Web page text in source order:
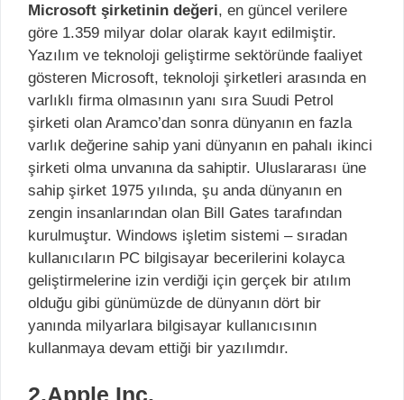
Microsoft şirketinin değeri, en güncel verilere
göre 1.359 milyar dolar olarak kayıt edilmiştir.
Yazılım ve teknoloji geliştirme sektöründe faaliyet
gösteren Microsoft, teknoloji şirketleri arasında en
varlıklı firma olmasının yanı sıra Suudi Petrol
şirketi olan Aramco’dan sonra dünyanın en fazla
varlık değerine sahip yani dünyanın en pahalı ikinci
şirketi olma unvanına da sahiptir. Uluslararası üne
sahip şirket 1975 yılında, şu anda dünyanın en
zengin insanlarından olan Bill Gates tarafından
kurulmuştur. Windows işletim sistemi – sıradan
kullanıcıların PC bilgisayar becerilerini kolayca
geliştirmelerine izin verdiği için gerçek bir atılım
olduğu gibi günümüzde de dünyanın dört bir
yanında milyarlara bilgisayar kullanıcısının
kullanmaya devam ettiği bir yazılımdır.
2.Apple Inc.